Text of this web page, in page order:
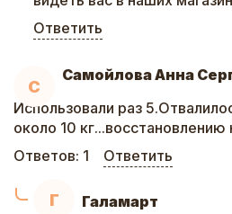
Ответить
С
Самойлова Анна
Использовали раз
около 10
Ответов: 1 Ответить
Г Галамарт